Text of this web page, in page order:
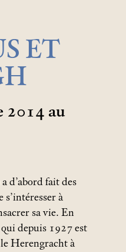
ET
2014 au
d’abord fait des
s’intéresser à
sa vie. En
depuis 1927 est
Herengracht à